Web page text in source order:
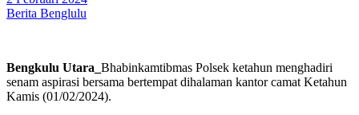
Berita Benglulu
Bengkulu Utara_ Bhabinkamtibmas Polsek ketahun menghadiri
senam aspirasi bersama bertempat dihalaman kantor camat Ketahun
Kamis (01/02/2024).